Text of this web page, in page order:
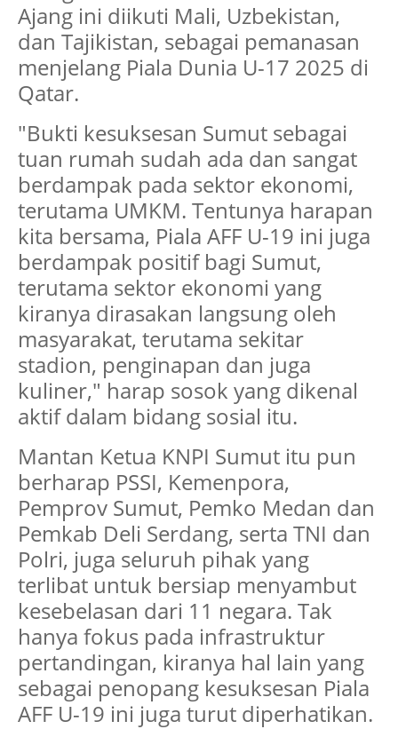
Ajang ini diikuti Mali, Uzbekistan,
dan Tajikistan, sebagai pemanasan
menjelang Piala Dunia U-17 2025 di
Qatar.
"Bukti kesuksesan Sumut sebagai
tuan rumah sudah ada dan sangat
berdampak pada sektor ekonomi,
terutama UMKM. Tentunya harapan
kita bersama, Piala AFF U-19 ini juga
berdampak positif bagi Sumut,
terutama sektor ekonomi yang
kiranya dirasakan langsung oleh
masyarakat, terutama sekitar
stadion, penginapan dan juga
kuliner," harap sosok yang dikenal
aktif dalam bidang sosial itu.
Mantan Ketua KNPI Sumut itu pun
berharap PSSI, Kemenpora,
Pemprov Sumut, Pemko Medan dan
Pemkab Deli Serdang, serta TNI dan
Polri, juga seluruh pihak yang
terlibat untuk bersiap menyambut
kesebelasan dari 11 negara. Tak
hanya fokus pada infrastruktur
pertandingan, kiranya hal lain yang
sebagai penopang kesuksesan Piala
AFF U-19 ini juga turut diperhatikan.